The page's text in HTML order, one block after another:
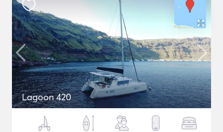
Lagoon 420